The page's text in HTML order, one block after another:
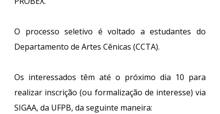
O processo seletivo é voltado a estudantes do
Departamento de Artes Cênicas (CCTA).
Os interessados têm até o próximo dia 10 para
realizar inscrição (ou formalização de interesse) via
SIGAA, da UFPB, da seguinte maneira: